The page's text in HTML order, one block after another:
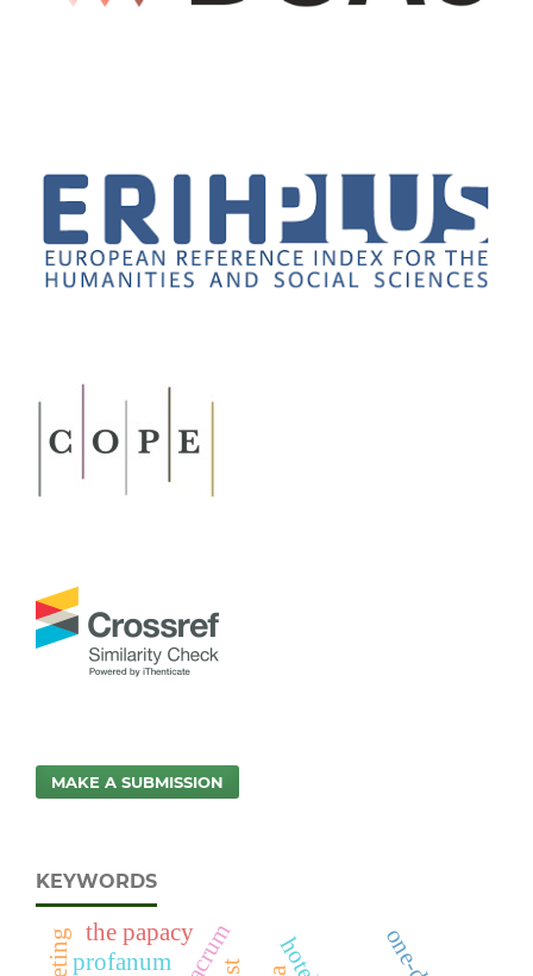
MAKE A SUBMISSION
KEYWORDS
sacrum
profanum
the papacy